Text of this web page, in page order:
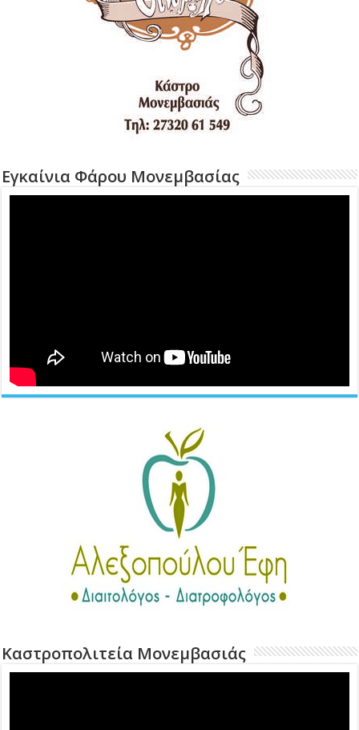
Εγκαίνια Φάρου Μονεμβασίας
Καστροπολιτεία Μονεμβασιάς